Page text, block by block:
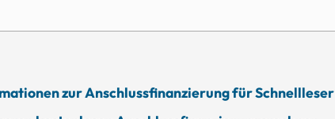
zur Anschlussfinanzierung für Schnellleser